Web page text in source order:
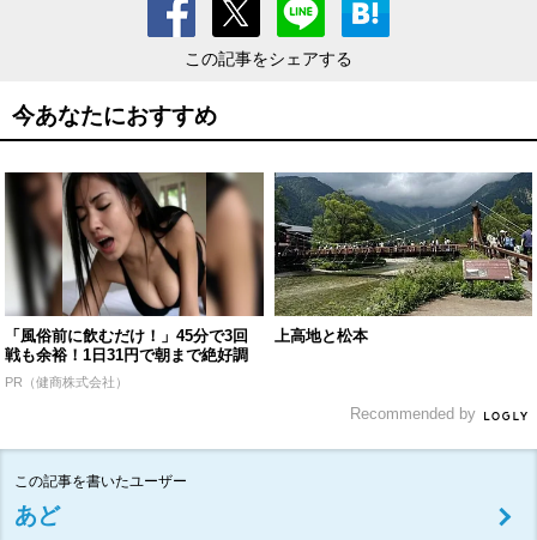
この記事をシェアする
今あなたにおすすめ
「風俗前に飲むだけ！」45分で3回
戦も余裕！1日31円で朝まで絶好調
PR（健商株式会社）
上高地と松本
Recommended by
この記事を書いたユーザー
あど